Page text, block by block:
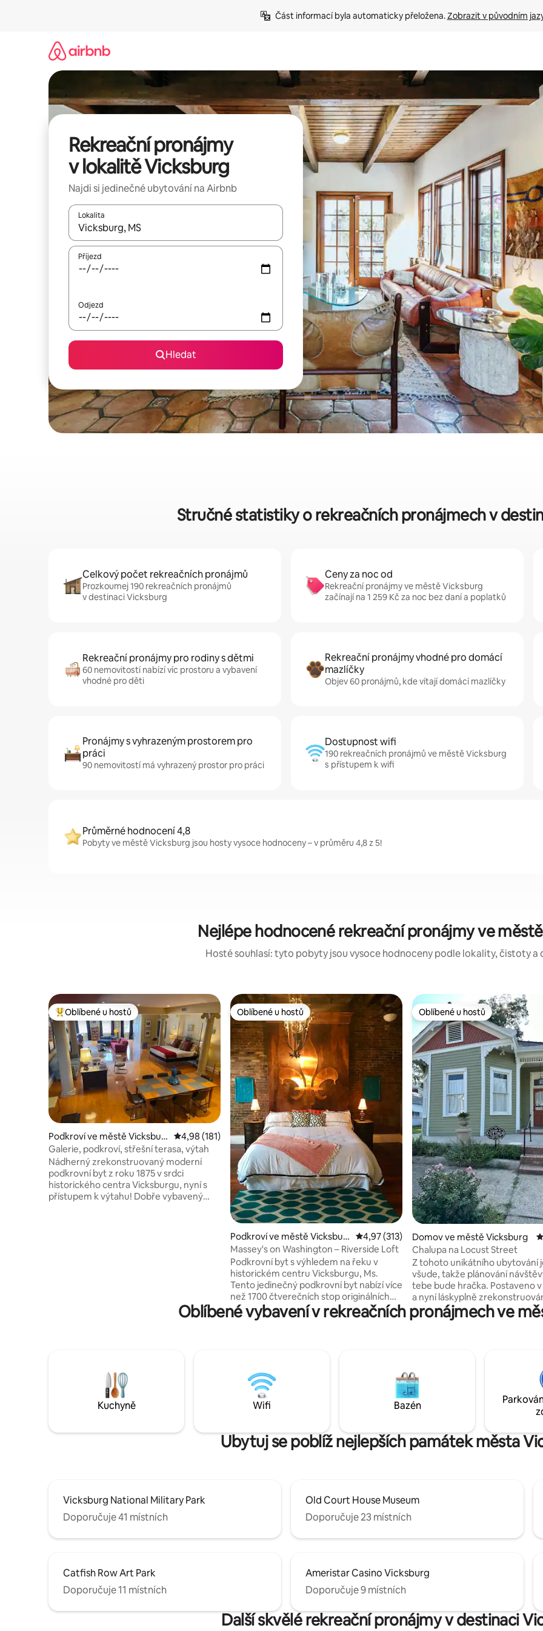
Část informací byla automaticky přeložena. Zobrazit v původním
Rekreační pronájmy
v lokalitě Vicksburg
Najdi si jedinečné ubytování na Airbnb
Lokalita
Až budou výsledky k dispozici, můžeš si je procházet pomocí šipek nahoru a dolů, dotykem nebo přejetím prstem.
Příjezd
Odjezd
Hledat
Stručné statistiky o rekreačních pronájmech v
Celkový počet rekreačních pronájmů
Prozkoumej 190 rekreačních pronájmů
v destinaci Vicksburg
Ceny za noc od
Rekreační pronájmy ve městě Vicksburg
začínají na 1 259 Kč za noc bez daní a poplatků
Rekreační pronájmy pro rodiny s dětmi
60 nemovitostí nabízí víc prostoru a vybavení
vhodné pro děti
Rekreační pronájmy vhodné pro domácí
mazlíčky
Objev 60 pronájmů, kde vítají domácí mazlíčky
Pronájmy s vyhrazeným prostorem pro
práci
90 nemovitostí má vyhrazený prostor pro práci
Dostupnost wifi
190 rekreačních pronájmů ve městě Vicksburg
s přístupem k wifi
Průměrné hodnocení 4,8
Pobyty ve městě Vicksburg jsou hosty vysoce hodnoceny – v průměru 4,8 z 5!
Nejlépe hodnocené rekreační pronájmy ve
Hosté souhlasí: tyto pobyty jsou vysoce hodnoceny podle lokality, čistoty a
Nejlepší v kategorii Oblíbené u hostů
Oblíbené u hostů
Podkroví ve městě Vicksbur
g
Průměrné hodnocení 4,98 z 5, 181 hodnocení
4,98 (181)
Galerie, podkroví, střešní terasa, výtah
Nádherný zrekonstruovaný moderní
podkrovní byt z roku 1875 v srdci
historického centra Vicksburgu, nyní s
přístupem k výtahu! Dobře vybavený
může pokazit LOL), vše v sousedních
Oblíbené u hostů
Oblíbené u hostů
Podkroví ve městě Vicksbur
g
Průměrné hodnocení 4,97 z 5, 313 hodnocení
4,97 (313)
Massey's on Washington – Riverside Loft
Podkrovní byt s výhledem na řeku v
historickém centru Vicksburgu, Ms.
Tento jedinečný podkrovní byt nabízí více
než 1700 čtverečních stop originálních
širokých prken dřevěných podlah a
cihlových zdí. Má výhled na Yazoo
byla používána jako starý nelegální bar ve
20. letech. Disponuje otevřenou kuchyní,
jídelním a obývacím pokojem s
koupelnou pro hosty
Oblíbené u hostů
Oblíbené u hostů
Domov ve městě Vicksburg
Chalupa na Locust Street
Z tohoto unikátního ubytování
všude, takže plánování
tebe bude hračka. Postaveno
a nyní láskyplně
kousek Vicksburgovy minulosti.
Old Courthouse je vidět ze
zábavným nakupováním v
Kasina a Národní vojenský park
kousek cesty autem. V případě potřeby
je k dispozici psací stůl a
Oblíbené vybavení v rekreačních pronájmech ve
Kuchyně Wifi Bazén
Ubytuj se poblíž nejlepších památek města
Vicksburg National Military Park
Doporučuje 41 místních
Old Court House Museum
Doporučuje 23 místních
Catfish Row Art Park
Doporučuje 11 místních
Ameristar Casino Vicksburg
Doporučuje 9 místních
Další skvělé rekreační pronájmy v destinaci